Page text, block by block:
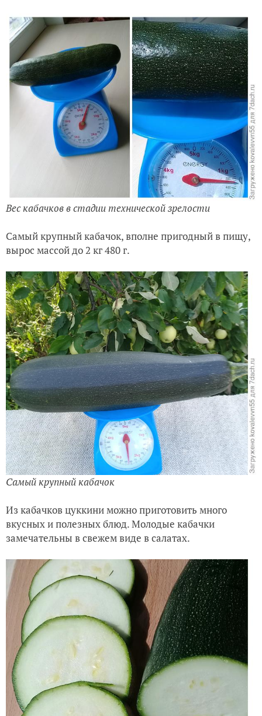
Вес кабачков в стадии технической зрелости
Самый крупный кабачок, вполне пригодный в пищу,
вырос массой до 2 кг 480 г.
Самый крупный кабачок
Из кабачков цуккини можно приготовить много
вкусных и полезных блюд. Молодые кабачки
замечательны в свежем виде в салатах.